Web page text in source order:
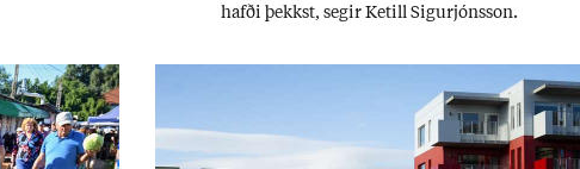
hafði þekkst, seg­ir Ketill Sig­ur­jóns­son.